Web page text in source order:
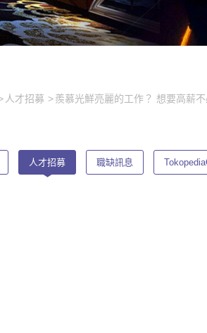
人才招募 羨慕光鮮亮麗的工作？ 想要高薪不
人才招募 職缺訊息